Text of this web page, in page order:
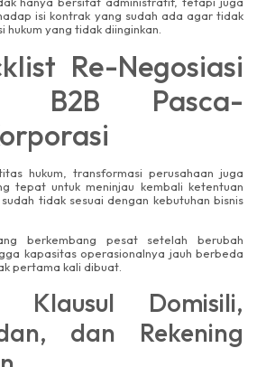
isi kontrak yang sudah ada agar tidak
hukum yang tidak diinginkan.
Re-Negosiasi
B2B Pasca-
hukum, transformasi perusahaan juga
tepat untuk meninjau kembali ketentuan
tidak sesuai dengan kebutuhan bisnis
berkembang pesat setelah berubah
kapasitas operasionalnya jauh berbeda
pertama kali dibuat.
Klausul Domisili,
dan Rekening